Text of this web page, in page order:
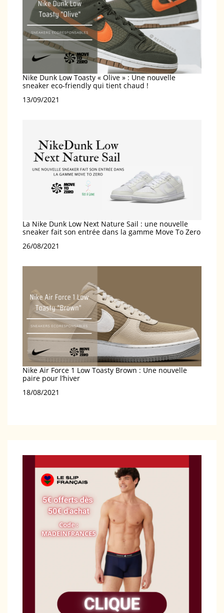
Nike Dunk Low Toasty « Olive » : Une nouvelle
sneaker eco-friendly qui tient chaud !
Date
13/09/2021
La Nike Dunk Low Next Nature Sail : une nouvelle
sneaker fait son entrée dans la gamme Move To Zero
Date
26/08/2021
Nike Air Force 1 Low Toasty Brown : Une nouvelle
paire pour l’hiver
Date
18/08/2021